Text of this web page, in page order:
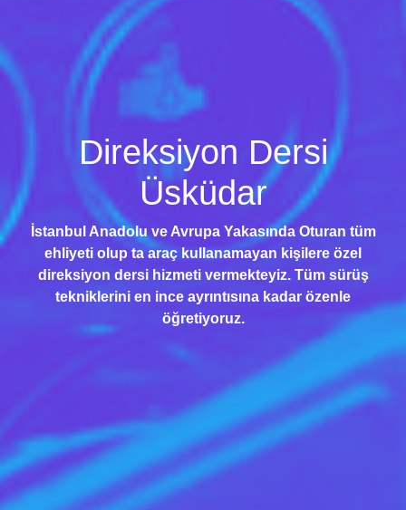
Direksiyon Dersi
Üsküdar
İstanbul Anadolu ve Avrupa Yakasında Oturan tüm
ehliyeti olup ta araç kullanamayan kişilere özel
direksiyon dersi hizmeti vermekteyiz. Tüm sürüş
tekniklerini en ince ayrıntısına kadar özenle
öğretiyoruz.